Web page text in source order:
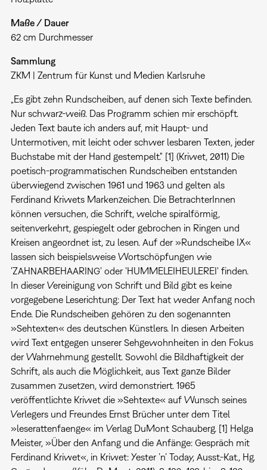
Maße / Dauer
62 cm Durchmesser
Sammlung
ZKM | Zentrum für Kunst und Medien Karlsruhe
„Es gibt zehn Rundscheiben, auf denen sich Texte befinden.
Nur schwarz-weiß. Das Programm schien mir erschöpft.
Jeden Text baute ich anders auf, mit Haupt- und
Untermotiven, mit leicht oder schwer lesbaren Texten, jeder
Buchstabe mit der Hand gestempelt." [1] (Kriwet, 2011) Die
poetisch-programmatischen Rundscheiben entstanden
überwiegend zwischen 1961 und 1963 und gelten als
Ferdinand Kriwets Markenzeichen. Die BetrachterInnen
können versuchen, die Schrift, welche spiralförmig,
seitenverkehrt, gespiegelt oder gebrochen in Ringen und
Kreisen angeordnet ist, zu lesen. Auf der »Rundscheibe IX«
lassen sich beispielsweise Wortschöpfungen wie
'ZAHNARBEHAARING' oder 'HUMMELEIHEULEREI' finden.
In dieser Vereinigung von Schrift und Bild gibt es keine
vorgegebene Leserichtung: Der Text hat weder Anfang noch
Ende. Die Rundscheiben gehören zu den sogenannten
»Sehtexten« des deutschen Künstlers. In diesen Arbeiten
wird Text entgegen unserer Sehgewohnheiten in den Fokus
der Wahrnehmung gestellt. Sowohl die Bildhaftigkeit der
Schrift, als auch die Möglichkeit, aus Text ganze Bilder
zusammen zusetzen, wird demonstriert. 1965
veröffentlichte Kriwet die »Sehtexte« auf Wunsch seines
Verlegers und Freundes Ernst Brücher unter dem Titel
»leserattenfaenge« im Verlag DuMont Schauberg. [1] Helga
Meister, »Über den Anfang und die Anfänge: Gespräch mit
Ferdinand Kriwet«, in Kriwet: Yester ’n’ Today, Ausst.-Kat., Hg.